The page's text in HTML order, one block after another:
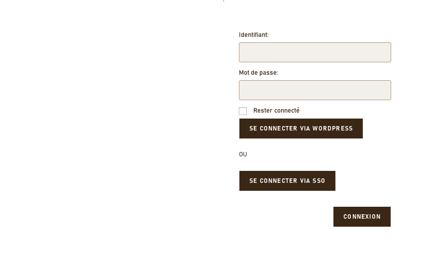
Identifiant:
Mot de passe:
Rester connecté
OU
SE CONNECTER VIA SSO
CONNEXION